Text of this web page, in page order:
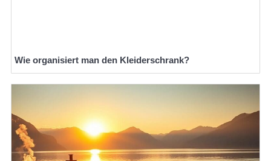
Wie organisiert man den Kleiderschrank?